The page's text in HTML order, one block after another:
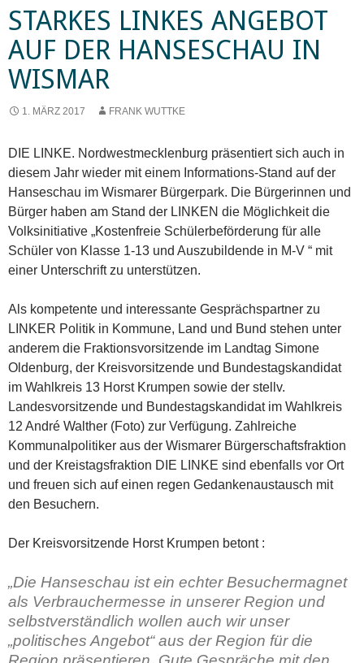
STARKES LINKES ANGEBOT
AUF DER HANSESCHAU IN
WISMAR
1. MÄRZ 2017 FRANK WUTTKE
DIE LINKE. Nordwestmecklenburg präsentiert sich auch in
diesem Jahr wieder mit einem Informations-Stand auf der
Hanseschau im Wismarer Bürgerpark. Die Bürgerinnen und
Bürger haben am Stand der LINKEN die Möglichkeit die
Volksinitiative „Kostenfreie Schülerbeförderung für alle
Schüler von Klasse 1-13 und Auszubildende in M-V “ mit
einer Unterschrift zu unterstützen.
Als kompetente und interessante Gesprächspartner zu
LINKER Politik in Kommune, Land und Bund stehen unter
anderem die Fraktionsvorsitzende im Landtag Simone
Oldenburg, der Kreisvorsitzende und Bundestagskandidat
im Wahlkreis 13 Horst Krumpen sowie der stellv.
Landesvorsitzende und Bundestagskandidat im Wahlkreis
12 André Walther (Foto) zur Verfügung. Zahlreiche
Kommunalpolitiker aus der Wismarer Bürgerschaftsfraktion
und der Kreistagsfraktion DIE LINKE sind ebenfalls vor Ort
und freuen sich auf einen regen Gedankenaustausch mit
den Besuchern.
Der Kreisvorsitzende Horst Krumpen betont :
„Die Hanseschau ist ein echter Besuchermagnet
als Verbrauchermesse in unserer Region und
selbstverständlich wollen auch wir unser
„politisches Angebot“ aus der Region für die